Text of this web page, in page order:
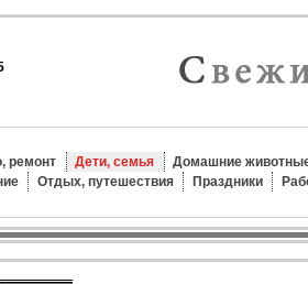
ремонт Дети, семья
Домашние
Отдых, путешествия Праздники